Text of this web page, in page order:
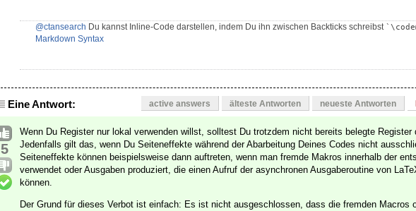
@ctansearch Du kannst Inline-Code darstellen, indem Du ihn zwischen Backticks schreibst
Markdown Syntax
Eine Antwort: active answers älteste Antworten neueste Antworten
5
Wenn Du Register nur lokal verwenden willst, solltest Du trotzdem nicht bereits belegte Register
Jedenfalls gilt das, wenn Du Seiteneffekte während der Abarbeitung Deines Codes nicht
Seiteneffekte können beispielsweise dann auftreten, wenn man fremde Makros innerhalb der
verwendet oder Ausgaben produziert, die einen Aufruf der asynchronen Ausgaberoutine von
können.
Der Grund für dieses Verbot ist einfach: Es ist nicht ausgeschlossen, dass die fremden Macros